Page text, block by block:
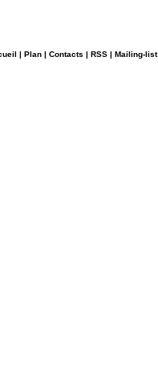
| Plan | Contacts | RSS | Mailing-list